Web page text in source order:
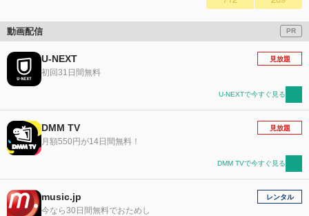
動画配信 PR
U-NEXT
初回31日間無料
見放題
U-NEXTで今すぐ見る
DMM TV
月額550円が14日間無料！
見放題
DMM TVで今すぐ見る
music.jp
今なら30日間無料でおためし
レンタル